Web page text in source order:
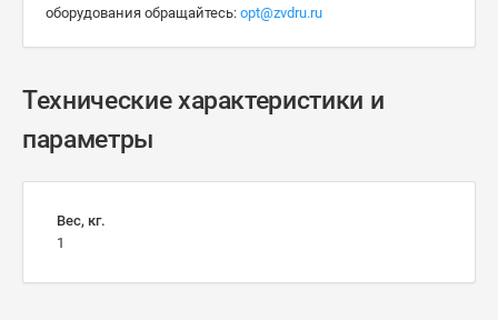
оборудования обращайтесь: opt@zvdru.ru
Технические характеристики и
параметры
Вес, кг.
1